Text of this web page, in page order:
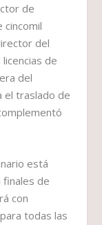
de
cincomil
del
de
del
el traslado de
está
finales de
con
todas las